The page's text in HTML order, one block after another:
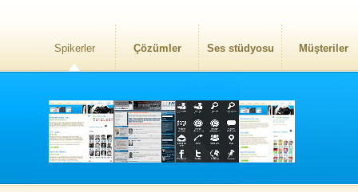
Spikerler Çözümler Ses stüdyosu Müşteriler